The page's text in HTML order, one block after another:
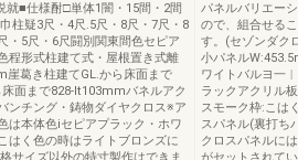
■仕様酎□単体1闇・15間・2間
柱疑3尺・4尺.5尺・8尺・7尺・8
・5尺・6尺闘別関東間色セピア
程形式柱建て式・屋根置き式離
葛き柱建てGL.から床面まで
面まで828-lt103mmバネルアク
ンチング・鋳物ダイヤクロス※ア
は本体色iセピアプラック・ホワ
はく色の時はライトブロンズに
パネルバリエー
ので、組合せる
す。(セゾンダク
小パネル
ワイトバルヨ一
ラックアクリル
スモーク枠:こは
スパネル(裏打ち
クロスパネルに